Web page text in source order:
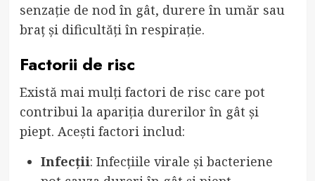
senzație de nod în gât, durere în umăr sau
braț și dificultăți în respirație.
Factorii de risc
Există mai mulți factori de risc care pot
contribui la apariția durerilor în gât și
piept. Acești factori includ:
Infecții: Infecțiile virale și bacteriene